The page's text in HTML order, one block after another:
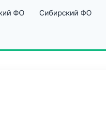
ФО Сибирский ФО